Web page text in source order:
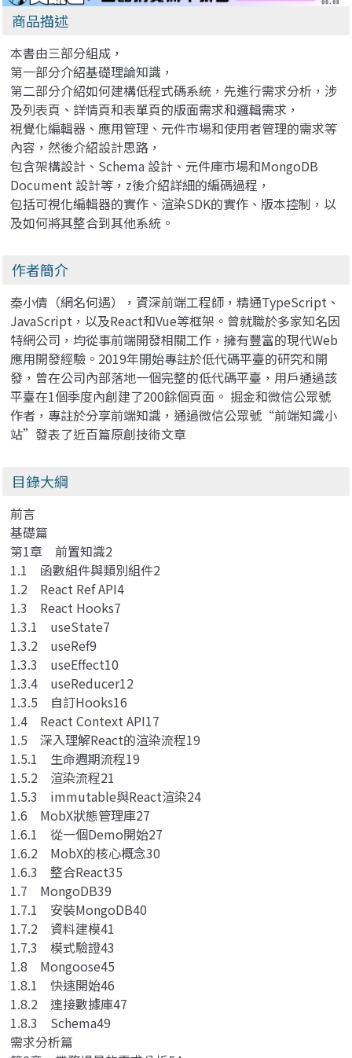
商品描述
本書由三部分組成，
第一部分介紹基礎理論知識，
第二部分介紹如何建構低程式碼系統，先進行需求分析，涉
及列表頁、詳情頁和表單頁的版面需求和邏輯需求，
視覺化編輯器、應用管理、元件市場和使用者管理的需求等
內容，然後介紹設計思路，​​
包含架構設計、Schema 設計、元件庫市場和MongoDB
Document 設計等，z後介紹詳細的編碼過程，
包括可視化編輯器的實作、渲染SDK的實作、版本控制，以
及如何將其整合到其他系統。
作者簡介
秦小倩（網名何遇），資深前端工程師，精通TypeScript、
JavaScript，以及React和Vue等框架。曾就職於多家知名因
特網公司，均從事前端開發相關工作，擁有豐富的現代Web
應用開發經驗。2019年開始專註於低代碼平臺的研究和開
發，曾在公司內部落地一個完整的低代碼平臺，用戶通過該
平臺在1個季度內創建了200餘個頁面。 掘金和微信公眾號
作者，專註於分享前端知識，通過微信公眾號“前端知識小
站”發表了近百篇原創技術文章
目錄大綱
前言
基礎篇
第1章 前置知識2
1.1 函數組件與類別組件2
1.2 React Ref API4
1.3 React Hooks7
1.3.1 useState7
1.3.2 useRef9
1.3.3 useEffect10
1.3.4 useReducer12
1.3.5 自訂Hooks16
1.4 React Context API17
1.5 深入理解React的渲染流程19
1.5.1 生命週期流程19
1.5.2 渲染流程21
1.5.3 immutable與React渲染24
1.6 MobX狀態管理庫27
1.6.1 從一個Demo開始27
1.6.2 MobX的核心概念30
1.6.3 整合React35
1.7 MongoDB39
1.7.1 安裝MongoDB40
1.7.2 資料建模41
1.7.3 模式驗證43
1.8 Mongoose45
1.8.1 快速開始46
1.8.2 連接數據庫47
1.8.3 Schema49
需求分析篇